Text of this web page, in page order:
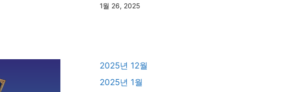
1월 26, 2025
2025년 12월
2025년 1월